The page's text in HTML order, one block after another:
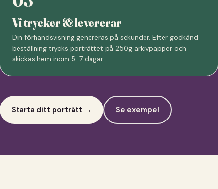
Vi trycker & levererar
Din förhandsvisning genereras på sekunder. Efter godkänd
beställning trycks porträttet på 250g arkivpapper och
skickas hem inom 5–7 dagar.
Starta ditt porträtt → Se exempel